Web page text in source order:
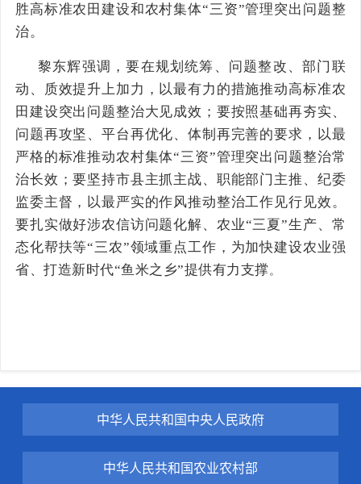
胜高标准农田建设和农村集体“三资”管理突出问题整
治。
黎东辉强调，要在规划统筹、问题整改、部门联
动、质效提升上加力，以最有力的措施推动高标准农
田建设突出问题整治大见成效；要按照基础再夯实、
问题再攻坚、平台再优化、体制再完善的要求，以最
严格的标准推动农村集体“三资”管理突出问题整治常
治长效；要坚持市县主抓主战、职能部门主推、纪委
监委主督，以最严实的作风推动整治工作见行见效。
要扎实做好涉农信访问题化解、农业“三夏”生产、常
态化帮扶等“三农”领域重点工作，为加快建设农业强
省、打造新时代“鱼米之乡”提供有力支撑 。
中华人民共和国中央人民政府
中华人民共和国农业农村部